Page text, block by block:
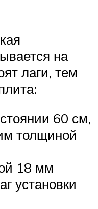
на
лаги, тем
60 см,
толщиной
18 мм
установки